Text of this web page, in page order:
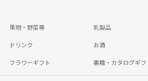
果物・野菜等 乳製品
ドリンク お酒
フラワーギフト 書籍・カタログギフ